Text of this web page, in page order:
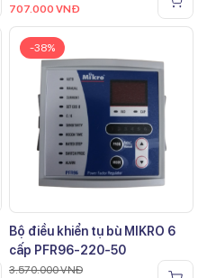
707.000 VNĐ
-38%
Bộ điều khiển tụ bù MIKRO 6
cấp PFR96-220-50
3.570.000VNĐ